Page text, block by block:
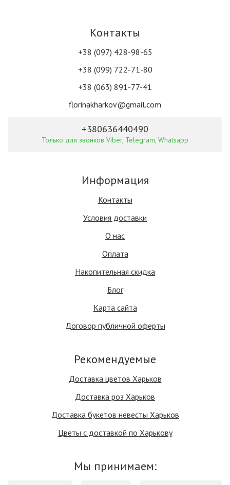
Контакты
+38 (097) 428-98-65
+38 (099) 722-71-80
+38 (063) 891-77-41
florinakharkov@gmail.com
+380636440490
Только для звонков Viber, Telegram, Whatsapp
Информация
Контакты
Условия доставки
О нас
Оплата
Накопительная скидка
Блог
Карта сайта
Договор публичной оферты
Рекомендуемые
Доставка цветов Харьков
Доставка роз Харьков
Доставка букетов невесты Харьков
Цветы с доставкой по Харькову
Мы принимаем: